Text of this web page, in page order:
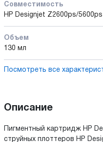
Совместимость
HP Designjet Z2600ps/5600ps
Объем
130 мл
Посмотреть все
Описание
Пигментный картридж HP
струйных плоттеров HP